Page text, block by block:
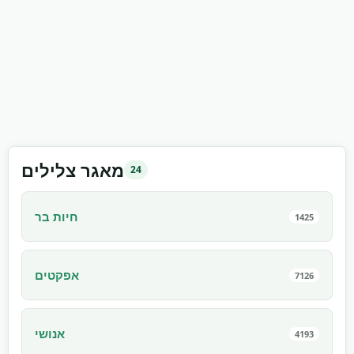
מאגר צלילים 24
חיות בר 1425
אפקטים 7126
אנושי 4193